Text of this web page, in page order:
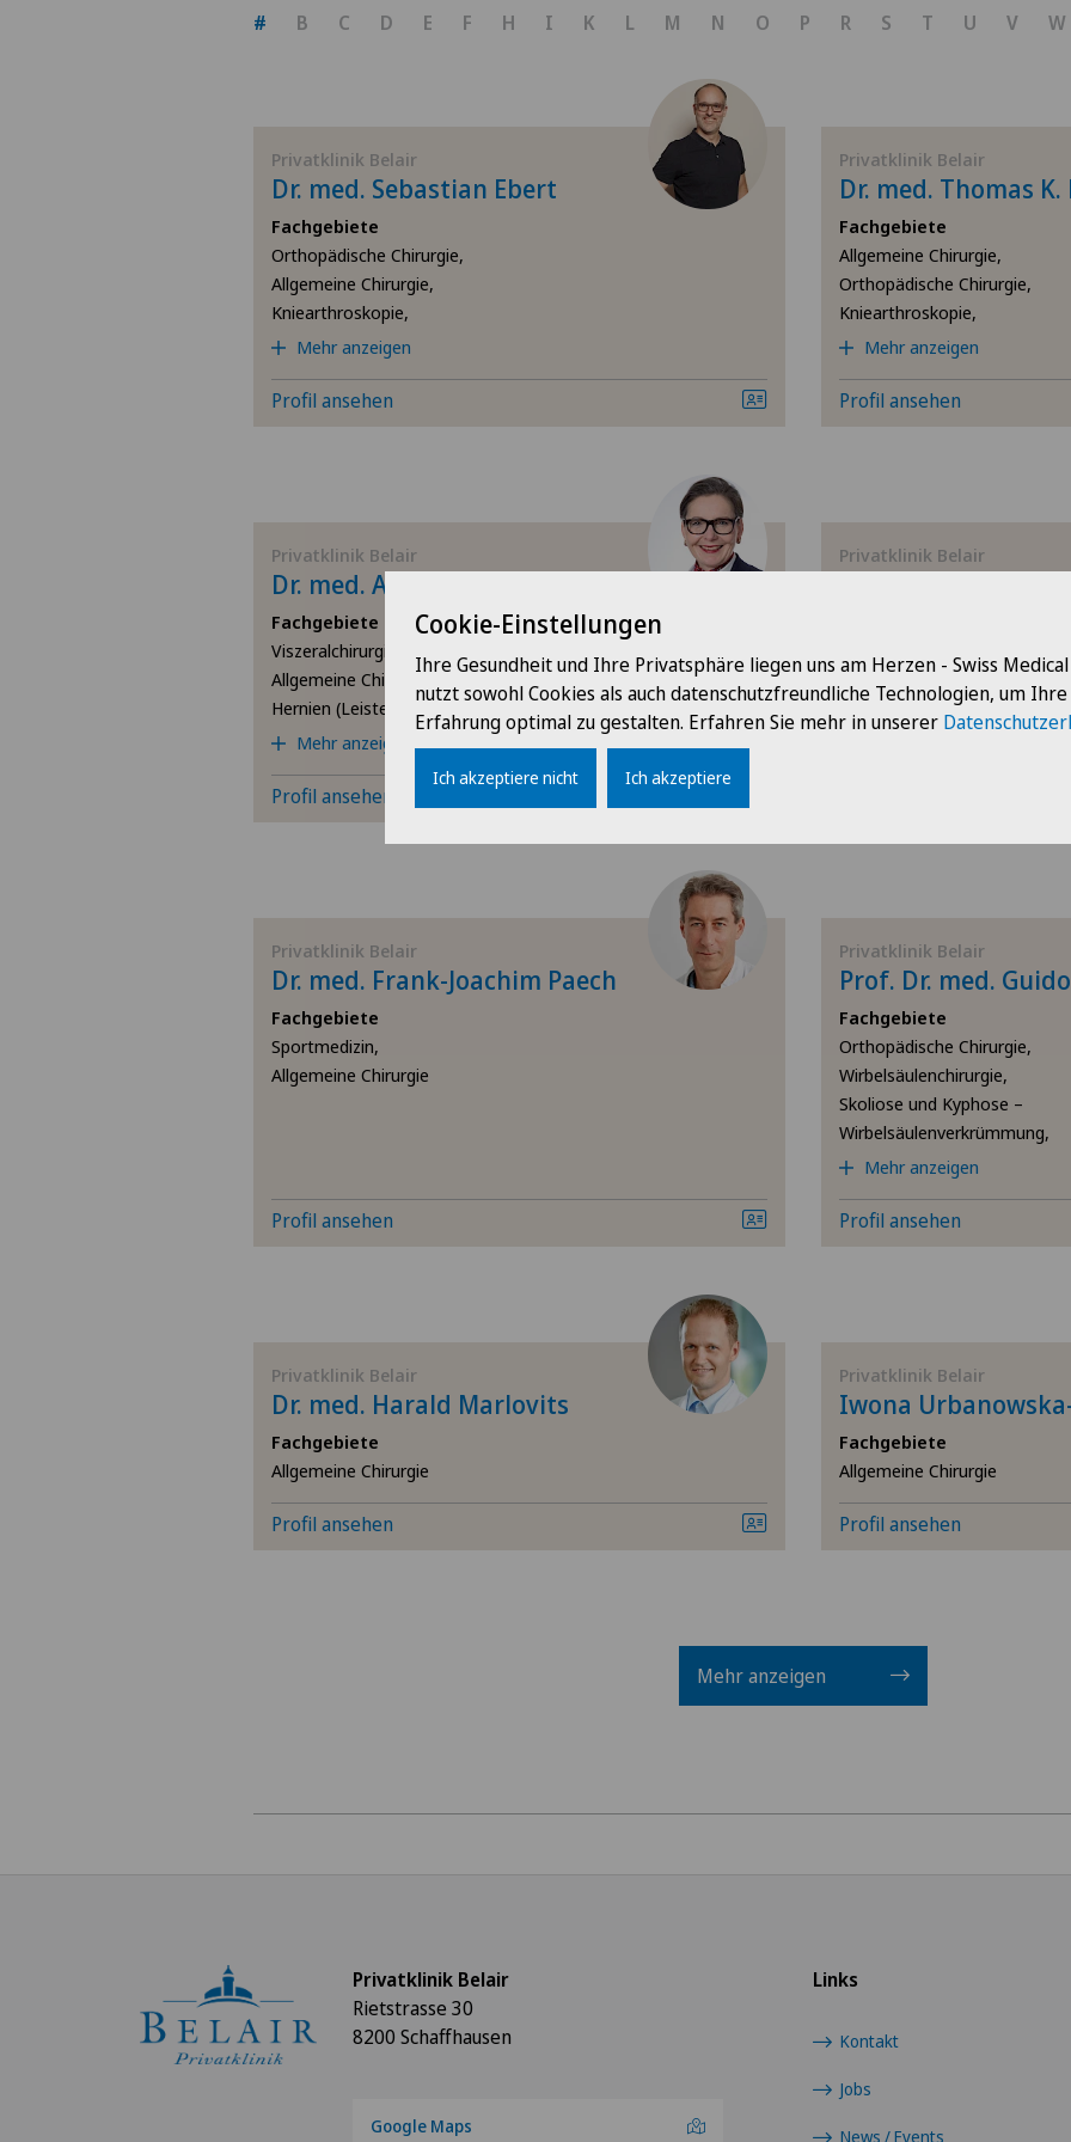
Anästhesiologie
Arthrose
Bänderriss /
Bandscheibenprothese |
Bandscheibenvorfall
Diskushernie
Dermatologie und
Hallux Valgus
Hals-Nasen-Ohren-
Hämatologie
Hüftarthrose
Hüftchirurgie
Hüftimpingement
Interventionelle
Kalkschulter
Knieprothese |
Knorpelschaden
Kreuzbandriss
# B C D E F H I K L M N O P R S T U V W
Privatklinik Belair
Dr. med. Sebastian Ebert
Fachgebiete
Orthopädische Chirurgie,
Allgemeine Chirurgie,
Kniearthroskopie,
Mehr anzeigen
Profil ansehen
Privatklinik Belair
Dr. med. Thomas K.
Fachgebiete
Allgemeine Chirurgie,
Orthopädische Chirurgie,
Kniearthroskopie,
Mehr anzeigen
Profil ansehen
Privatklinik Belair
Dr. med. Adrienne Imhof
Fachgebiete
Viszeralchirurgie,
Allgemeine Chirurgie,
Hernien (Leistenbrüche),
Mehr anzeigen
Profil ansehen
Privatklinik Belair
Viszeralchirurgie,
Hernien (Leistenbrüche)
Privatklinik Belair
Dr. med. Frank-Joachim Paech
Fachgebiete
Sportmedizin,
Allgemeine Chirurgie
Profil ansehen
Privatklinik Belair
Prof. Dr. med.
Fachgebiete
Orthopädische Chirurgie,
Wirbelsäulenchirurgie,
Skoliose und Kyphose –
Wirbelsäulenverkrümmung,
Mehr anzeigen
Profil ansehen
Privatklinik Belair
Dr. med. Harald Marlovits
Fachgebiete
Allgemeine Chirurgie
Profil ansehen
Privatklinik Belair
Iwona
Fachgebiete
Allgemeine Chirurgie
Profil ansehen
Mehr anzeigen
Links
Kontakt
Jobs
News / Events
Privatklinik Belair
Rietstrasse 30
8200 Schaffhausen
Google Maps
Cookie-Einstellungen
Ihre Gesundheit und Ihre Privatsphäre liegen uns am Herzen - Swiss
nutzt sowohl Cookies als auch datenschutzfreundliche Technologien, um
Erfahrung optimal zu gestalten. Erfahren Sie mehr in unserer
Ich akzeptiere nicht Ich akzeptiere